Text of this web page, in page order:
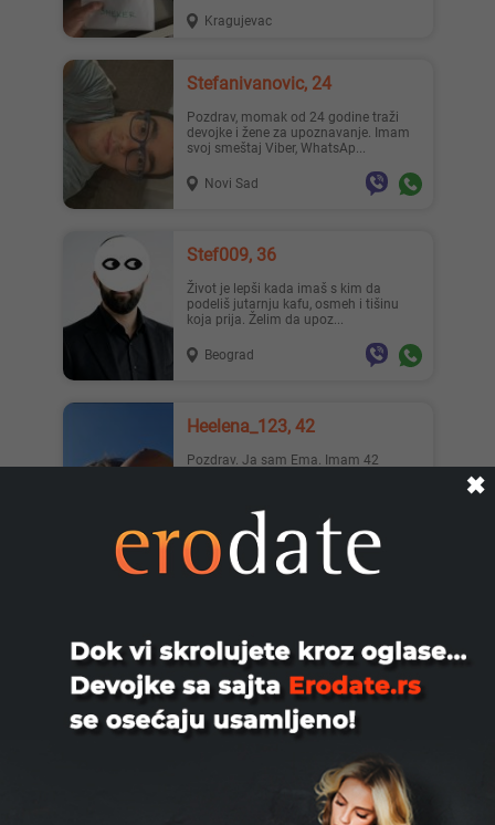
Kragujevac
Stefanivanovic, 24
Pozdrav, momak od 24 godine traži
devojke i žene za upoznavanje. Imam
svoj smeštaj Viber, WhatsAp...
Novi Sad
Stef009, 36
Život je lepši kada imaš s kim da
podeliš jutarnju kafu, osmeh i tišinu
koja prija. Želim da upoz...
Beograd
Heelena_123, 42
Pozdrav. Ja sam Ema. Imam 42
Čačak
lica komukativna za druženje u mom ili
vašem smeštaju ako žel...
Beograd
par za diskretno druzenje moze I solo
✖